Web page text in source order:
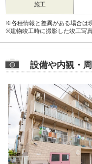
施工
※各種情報と差異がある場合は
※建物竣工時に撮影した竣工写
設備や内観・